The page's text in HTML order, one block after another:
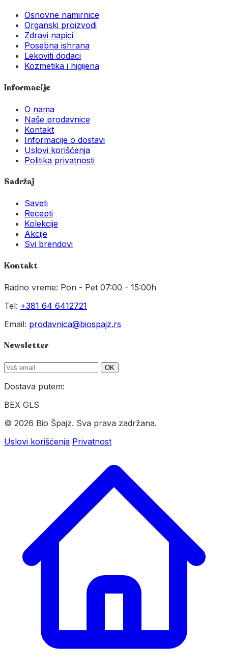
Osnovne namirnice
Organski proizvodi
Zdravi napici
Posebna ishrana
Lekoviti dodaci
Kozmetika i higijena
Informacije
O nama
Naše prodavnice
Kontakt
Informacije o dostavi
Uslovi korišćenja
Politika privatnosti
Sadržaj
Saveti
Recepti
Kolekcije
Akcije
Svi brendovi
Kontakt
Radno vreme: Pon - Pet 07:00 - 15:00h
Tel: +381 64 6412721
Email: prodavnica@biospajz.rs
Newsletter
OK
Dostava putem:
BEX GLS
© 2026 Bio Špajz. Sva prava zadržana.
Uslovi korišćenja Privatnost